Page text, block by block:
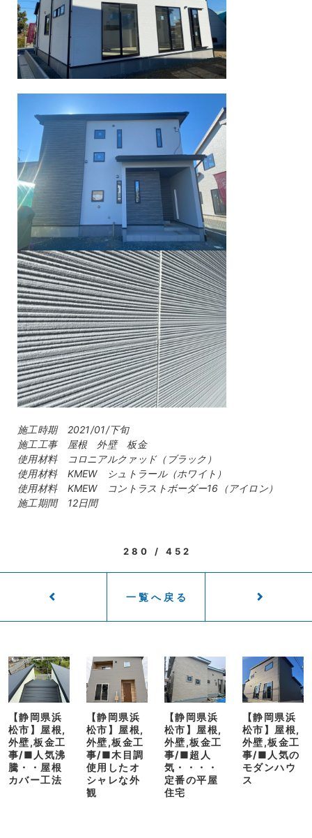
施工時期 2021/01/下旬
施工工事 屋根 外壁 板金
使用材料 コロニアルクァッド（ブラック）
使用材料 KMEW シュトラール（ホワイト）
使用材料 KMEW コントラストボーダー16（アイロン）
施工期間 12日間
280 / 452
一覧へ戻る
【静岡県浜
松市】屋根,
外壁,板金工
事/■人気沸
騰・・屋根
カバー工法
【静岡県浜
松市】屋根,
外壁,板金工
事/■木目調
使用したオ
シャレな外
観
【静岡県浜
松市】屋根,
外壁,板金工
事/■超人
気・・・・
定番の平屋
住宅
【静岡県浜
松市】屋根,
外壁,板金工
事/■人気の
モダンハウ
ス